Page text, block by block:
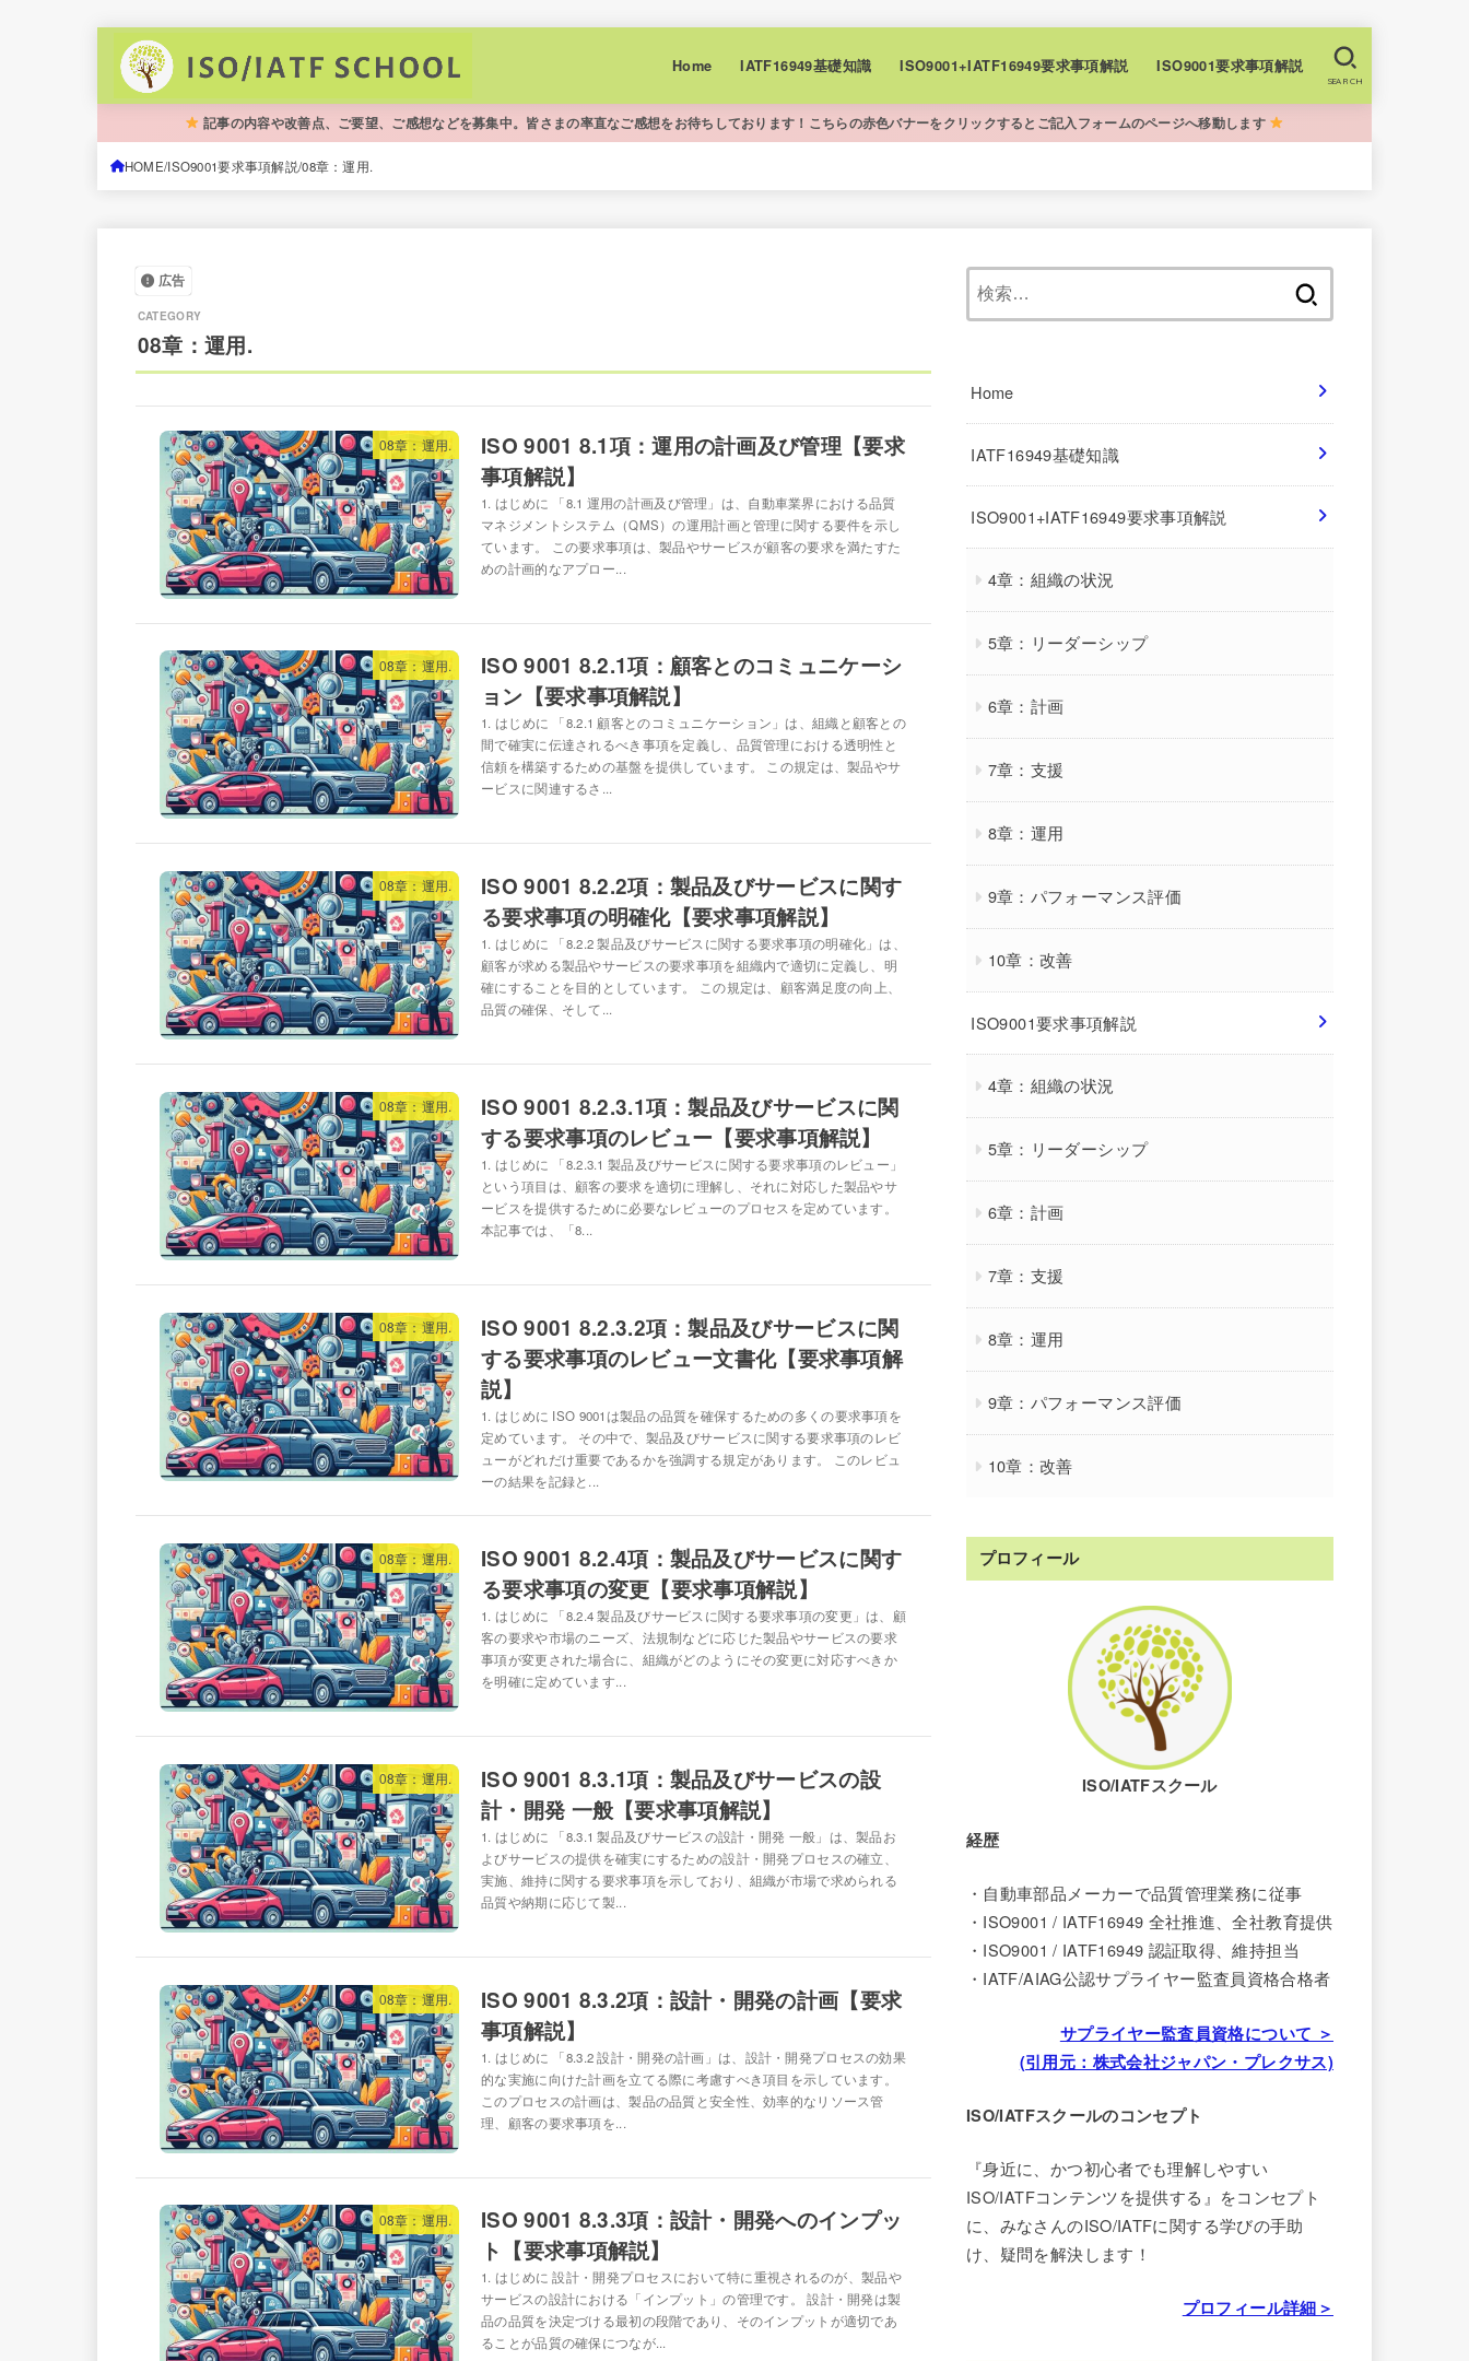
Home IATF16949基礎知識 ISO9001+IATF16949要求事項解説 ISO9001要求事項解説
SEARCH
記事の内容や改善点、ご要望、ご感想などを募集中。皆さまの率直なご感想をお待ちしております！こちらの赤色バナーをクリックするとご記入フォームのページへ移動します
HOME ISO9001要求事項解説 08章：運用.
広告
08章：運用.
08章：運用.
ISO 9001 8.1項：運用の計画及び管理【要求
事項解説】
1. はじめに 「8.1 運用の計画及び管理」は、自動車業界における品質
マネジメントシステム（QMS）の運用計画と管理に関する要件を示し
ています。 この要求事項は、製品やサービスが顧客の要求を満たすた
めの計画的なアプロー...
08章：運用.
ISO 9001 8.2.1項：顧客とのコミュニケーシ
ョン【要求事項解説】
1. はじめに 「8.2.1 顧客とのコミュニケーション」は、組織と顧客との
間で確実に伝達されるべき事項を定義し、品質管理における透明性と
信頼を構築するための基盤を提供しています。 この規定は、製品やサ
ービスに関連するさ...
08章：運用.
ISO 9001 8.2.2項：製品及びサービスに関す
る要求事項の明確化【要求事項解説】
1. はじめに 「8.2.2 製品及びサービスに関する要求事項の明確化」は、
顧客が求める製品やサービスの要求事項を組織内で適切に定義し、明
確にすることを目的としています。 この規定は、顧客満足度の向上、
品質の確保、そして...
08章：運用.
ISO 9001 8.2.3.1項：製品及びサービスに関
する要求事項のレビュー【要求事項解説】
1. はじめに 「8.2.3.1 製品及びサービスに関する要求事項のレビュー」
という項目は、顧客の要求を適切に理解し、それに対応した製品やサ
ービスを提供するために必要なレビューのプロセスを定めています。
本記事では、「8...
08章：運用.
ISO 9001 8.2.3.2項：製品及びサービスに関
する要求事項のレビュー文書化【要求事項解
説】
1. はじめに ISO 9001は製品の品質を確保するための多くの要求事項を
定めています。 その中で、製品及びサービスに関する要求事項のレビ
ューがどれだけ重要であるかを強調する規定があります。 このレビュ
ーの結果を記録と...
08章：運用.
ISO 9001 8.2.4項：製品及びサービスに関す
る要求事項の変更【要求事項解説】
1. はじめに 「8.2.4 製品及びサービスに関する要求事項の変更」は、顧
客の要求や市場のニーズ、法規制などに応じた製品やサービスの要求
事項が変更された場合に、組織がどのようにその変更に対応すべきか
を明確に定めています...
08章：運用.
ISO 9001 8.3.1項：製品及びサービスの設
計・開発 一般【要求事項解説】
1. はじめに 「8.3.1 製品及びサービスの設計・開発 一般」は、製品お
よびサービスの提供を確実にするための設計・開発プロセスの確立、
実施、維持に関する要求事項を示しており、組織が市場で求められる
品質や納期に応じて製...
08章：運用.
ISO 9001 8.3.2項：設計・開発の計画【要求
事項解説】
1. はじめに 「8.3.2 設計・開発の計画」は、設計・開発プロセスの効果
的な実施に向けた計画を立てる際に考慮すべき項目を示しています。
このプロセスの計画は、製品の品質と安全性、効率的なリソース管
理、顧客の要求事項を...
08章：運用.
ISO 9001 8.3.3項：設計・開発へのインプッ
ト【要求事項解説】
1. はじめに 設計・開発プロセスにおいて特に重視されるのが、製品や
サービスの設計における「インプット」の管理です。 設計・開発は製
品の品質を決定づける最初の段階であり、そのインプットが適切であ
ることが品質の確保につなが...
Home
IATF16949基礎知識
ISO9001+IATF16949要求事項解説
4章：組織の状況
5章：リーダーシップ
6章：計画
7章：支援
8章：運用
9章：パフォーマンス評価
10章：改善
ISO9001要求事項解説
4章：組織の状況
5章：リーダーシップ
6章：計画
7章：支援
8章：運用
9章：パフォーマンス評価
10章：改善
プロフィール
ISO/IATFスクール
経歴
・自動車部品メーカーで品質管理業務に従事
・ISO9001 / IATF16949 全社推進、全社教育提供
・ISO9001 / IATF16949 認証取得、維持担当
・IATF/AIAG公認サプライヤー監査員資格合格者
サプライヤー監査員資格について ＞
(引用元：株式会社ジャパン・プレクサス)
ISO/IATFスクールのコンセプト
『身近に、かつ初心者でも理解しやすい
ISO/IATFコンテンツを提供する』をコンセプト
に、みなさんのISO/IATFに関する学びの手助
け、疑問を解決します！
プロフィール詳細＞